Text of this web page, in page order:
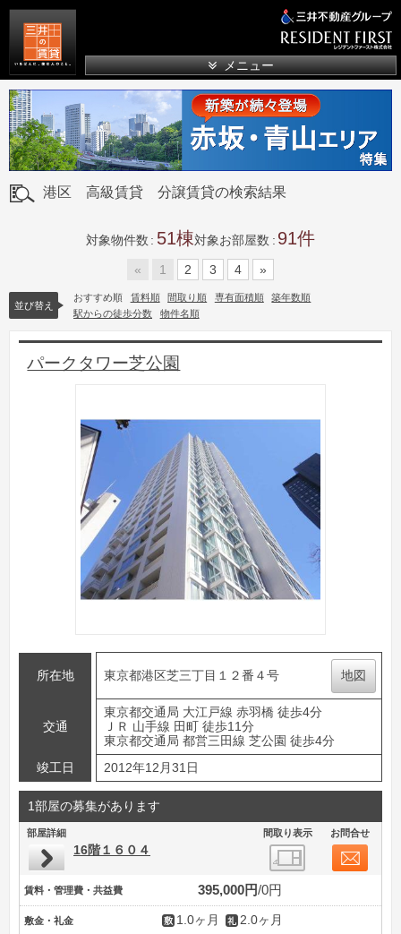
メニュー
港区 高級賃貸 分譲賃貸の検索結果
対象物件数 51 対象お部屋数 91
« 1 2 3 4 »
並び替え
おすすめ順 賃料順 間取り順 専有面積順
築年数順
駅からの徒歩分数
物件名順
パークタワー芝公園
所在地 東京都港区芝三丁目１２番４号 地図
交通
東京都交通局 大江戸線 赤羽橋 徒歩4分
ＪＲ 山手線 田町 徒歩11分
東京都交通局 都営三田線 芝公園 徒歩4分
竣工日
2012年12月31日
1部屋の募集があります
部屋詳細 間取り表示 お問合せ
16階１６０４
賃料・管理費・共益費 395,000円 0円
敷金・礼金 1.0ヶ月 2.0ヶ月